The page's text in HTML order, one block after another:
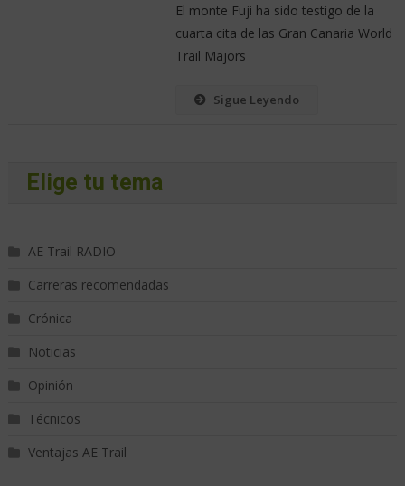
El monte Fuji ha sido testigo de la
cuarta cita de las Gran Canaria World
Trail Majors
Sigue Leyendo
Elige tu tema
AE Trail RADIO
Carreras recomendadas
Crónica
Noticias
Opinión
Técnicos
Ventajas AE Trail